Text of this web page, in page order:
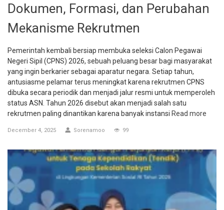
Dokumen, Formasi, dan Perubahan
Mekanisme Rekrutmen
Pemerintah kembali bersiap membuka seleksi Calon Pegawai
Negeri Sipil (CPNS) 2026, sebuah peluang besar bagi masyarakat
yang ingin berkarier sebagai aparatur negara. Setiap tahun,
antusiasme pelamar terus meningkat karena rekrutmen CPNS
dibuka secara periodik dan menjadi jalur resmi untuk memperoleh
status ASN. Tahun 2026 disebut akan menjadi salah satu
rekrutmen paling dinantikan karena banyak instansi Read more
December 4, 2025 Sorenamoo 99